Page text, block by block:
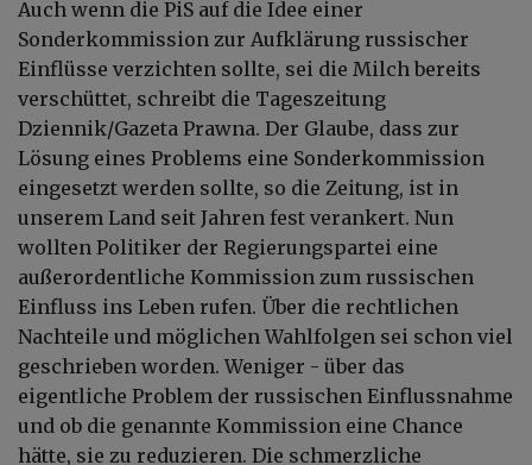
Auch wenn die PiS auf die Idee einer
Sonderkommission zur Aufklärung russischer
Einflüsse verzichten sollte, sei die Milch bereits
verschüttet, schreibt die Tageszeitung
Dziennik/Gazeta Prawna. Der Glaube, dass zur
Lösung eines Problems eine Sonderkommission
eingesetzt werden sollte, so die Zeitung, ist in
unserem Land seit Jahren fest verankert. Nun
wollten Politiker der Regierungspartei eine
außerordentliche Kommission zum russischen
Einfluss ins Leben rufen. Über die rechtlichen
Nachteile und möglichen Wahlfolgen sei schon viel
geschrieben worden. Weniger - über das
eigentliche Problem der russischen Einflussnahme
und ob die genannte Kommission eine Chance
hätte, sie zu reduzieren. Die schmerzliche